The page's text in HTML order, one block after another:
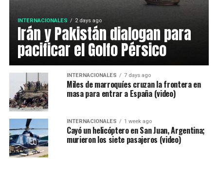
INTERNACIONALES 2 days ago
Irán y Pakistán dialogan para
pacificar el Golfo Pérsico
INTERNACIONALES 7 days ago
Miles de marroquíes cruzan la frontera en
masa para entrar a España (video)
INTERNACIONALES 1 week ago
Cayó un helicóptero en San Juan, Argentina;
murieron los siete pasajeros (video)